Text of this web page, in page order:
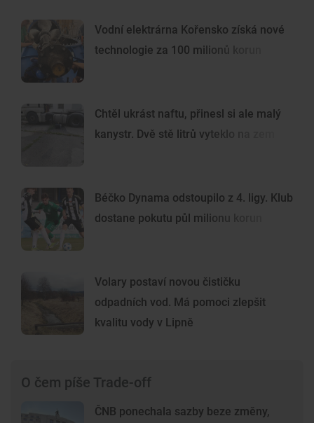
Vodní elektrárna Kořensko získá nové
technologie za 100 milionů korun
Chtěl ukrást naftu, přinesl si ale malý
kanystr. Dvě stě litrů vyteklo na zem
Béčko Dynama odstoupilo z 4. ligy. Klub
dostane pokutu půl milionu korun
Volary postaví novou čističku
odpadních vod. Má pomoci zlepšit
kvalitu vody v Lipně
O čem píše Trade-off
ČNB ponechala sazby beze změny,